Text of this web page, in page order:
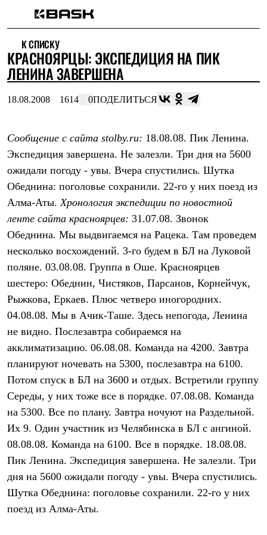
Интернет-магазин
Мужская одежда
Утепленная пухом
Куртки
Жилеты
Куртки
Штормовая одежда
Куртки
Брюки
Софтшелл одежда
Куртки
Брюки
Флисовая одежда
Куртки
Брюки
Термобелье
Теплое термобелье
Среднее термобелье
Легкое термобелье
Лёгкая одежда
Футболки
Рубашки
Толстовки
Брюки
Шорты
Женская одежда
Утепленная пухом
Куртки
Жилеты
Утепленная синтетикой
Брюки
Штормовая одежда
Куртки
Софтшелл одежда
Куртки
К СПИСКУ
КРАСНОЯРЦЫ: ЭКСПЕДИЦИЯ НА ПИК
ЛЕНИНА ЗАВЕРШЕНА
18.08.2008 1614 0ПОДЕЛИТЬСЯ
Сообщение с сайта stolby.ru: 18.08.08. Пик Ленина.
Экспедиция завершена. Не залезли. Три дня на 5600
ожидали погоду - увы. Вчера спустились. Шутка
Обеднина: поголовье сохранили. 22-го у них поезд из
Алма-Аты.Хронология экспедиции по новостной
ленте сайта красноярцев: 31.07.08. Звонок
Обеднина. Мы выдвигаемся на Рацека. Там проведем
несколько восхождений. 3-го будем в БЛ на Луковой
поляне. 03.08.08. Группа в Оше. Красноярцев
шестеро: Обеднин, Чистяков, Парсанов, Корнейчук,
Рыжкова, Еркаев. Плюс четверо иногородних.
04.08.08. Мы в Ачик-Таше. Здесь непогода, Ленина
не видно. Послезавтра собираемся на
акклиматизацию. 06.08.08. Команда на 4200. Завтра
планируют ночевать на 5300, послезавтра на 6100.
Потом спуск в БЛ на 3600 и отдых. Встретили группу
Середы, у них тоже все в порядке. 07.08.08. Команда
на 5300. Все по плану. Завтра ночуют на Раздельной.
Их 9. Один участник из Челябинска в БЛ с ангиной.
08.08.08. Команда на 6100. Все в порядке. 18.08.08.
Пик Ленина. Экспедиция завершена. Не залезли. Три
дня на 5600 ожидали погоду - увы. Вчера спустились.
Шутка Обеднина: поголовье сохранили. 22-го у них
поезд из Алма-Аты.